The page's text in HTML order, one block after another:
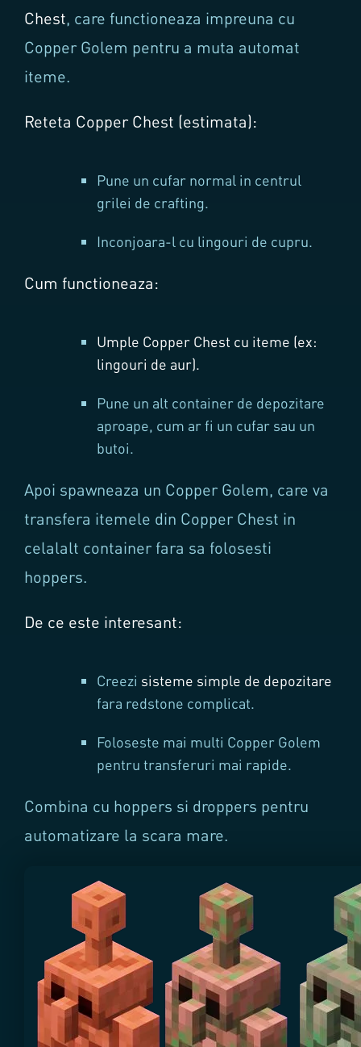
Chest, care functioneaza impreuna cu
Copper Golem pentru a muta automat
iteme.
Reteta Copper Chest (estimata):
Pune un cufar normal in centrul
grilei de crafting.
Inconjoara-l cu lingouri de cupru.
Cum functioneaza:
Umple Copper Chest cu iteme (ex:
lingouri de aur).
Pune un alt container de depozitare
aproape, cum ar fi un cufar sau un
butoi.
Apoi spawneaza un Copper Golem, care va
transfera itemele din Copper Chest in
celalalt container fara sa folosesti
hoppers.
De ce este interesant:
Creezi sisteme simple de depozitare
fara redstone complicat.
Foloseste mai multi Copper Golem
pentru transferuri mai rapide.
Combina cu hoppers si droppers pentru
automatizare la scara mare.